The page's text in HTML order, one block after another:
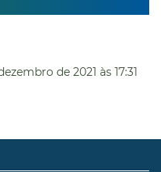
de 2021 às 17:31